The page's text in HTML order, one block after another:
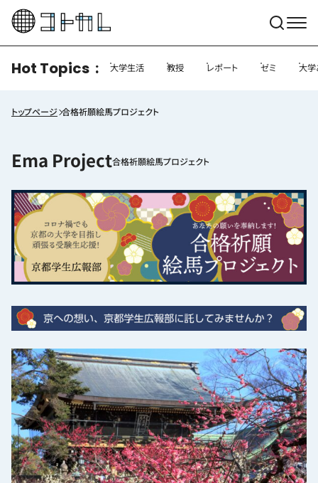
Hot Topics 大学生活 教授 レポート ゼミ 大学
トップページ 合格祈願絵馬プロジェクト
合格祈願絵馬プロジェクト